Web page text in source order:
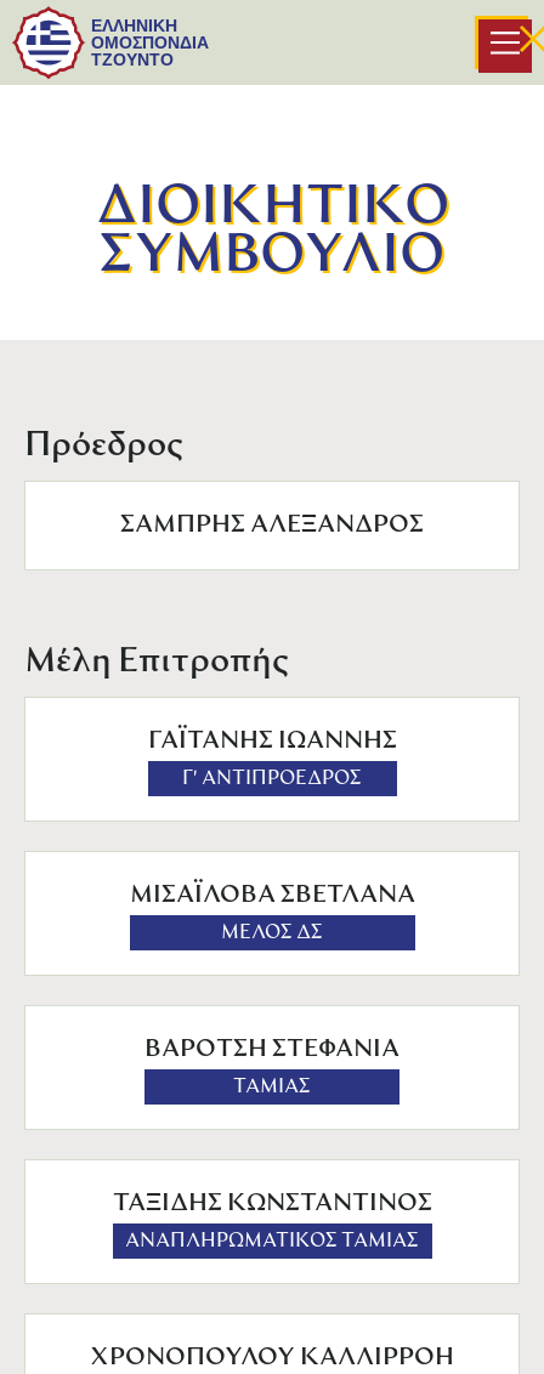
ΕΛΛΗΝΙΚΗ
ΟΜΟΣΠΟΝΔΙΑ
ΤΖΟΥΝΤΟ
ΔΙΟΙΚΗΤΙΚΟ
ΣΥΜΒΟΥΛΙΟ
Πρόεδρος
ΣΑΜΠΡΗΣ ΑΛΕΞΑΝΔΡΟΣ
Μέλη Επιτροπής
ΓΑΪΤΑΝΗΣ ΙΩΑΝΝΗΣ
Γ' ΑΝΤΙΠΡΟΕΔΡΟΣ
ΜΙΣΑΪΛΟΒΑ ΣΒΕΤΛΑΝΑ
ΜΕΛΟΣ ΔΣ
ΒΑΡΟΤΣΗ ΣΤΕΦΑΝΙΑ
ΤΑΜΙΑΣ
ΤΑΞΙΔΗΣ ΚΩΝΣΤΑΝΤΙΝΟΣ
ΑΝΑΠΛΗΡΩΜΑΤΙΚΟΣ ΤΑΜΙΑΣ
ΧΡΟΝΟΠΟΥΛΟΥ ΚΑΛΛΙΡΡΟΗ